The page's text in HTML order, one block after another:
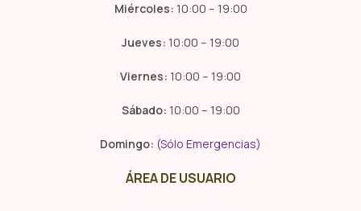
Miércoles: 10:00 – 19:00
Jueves: 10:00 – 19:00
Viernes: 10:00 – 19:00
Sábado: 10:00 – 19:00
Domingo: (Sólo Emergencias)
ÁREA DE USUARIO